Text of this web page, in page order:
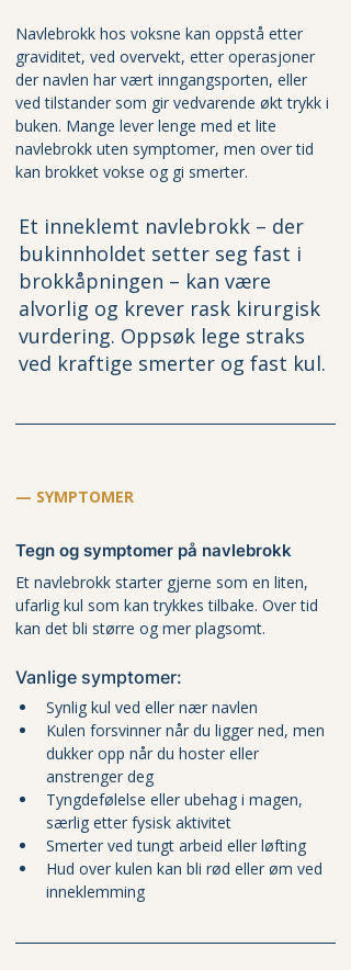
Navlebrokk hos voksne kan oppstå etter
graviditet, ved overvekt, etter operasjoner
der navlen har vært inngangsporten, eller
ved tilstander som gir vedvarende økt trykk i
buken. Mange lever lenge med et lite
navlebrokk uten symptomer, men over tid
kan brokket vokse og gi smerter.
Et inneklemt navlebrokk – der
bukinnholdet setter seg fast i
brokkåpningen – kan være
alvorlig og krever rask kirurgisk
vurdering. Oppsøk lege straks
ved kraftige smerter og fast kul.
— SYMPTOMER
Tegn og symptomer på navlebrokk
Et navlebrokk starter gjerne som en liten,
ufarlig kul som kan trykkes tilbake. Over tid
kan det bli større og mer plagsomt.
Vanlige symptomer:
Synlig kul ved eller nær navlen
Kulen forsvinner når du ligger ned, men
dukker opp når du hoster eller
anstrenger deg
Tyngdefølelse eller ubehag i magen,
særlig etter fysisk aktivitet
Smerter ved tungt arbeid eller løfting
Hud over kulen kan bli rød eller øm ved
inneklemming